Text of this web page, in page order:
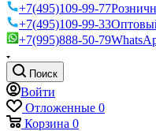
+7(495)109-99-77
+7(495)109-99-33
+7(995)888-50-79
Поиск
Войти
Отложенные 0
Корзина 0